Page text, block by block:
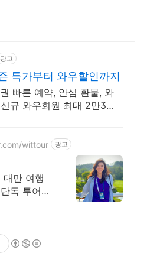
광고
특가부터 와우할인까지
빠른 예약, 안심 환불, 와
규 와우회원 최대 2만3천
wittour 광고
만 여행
독 투어